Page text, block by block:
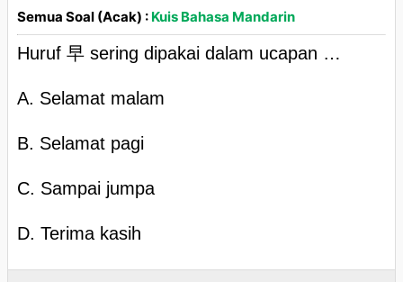
Semua Soal (Acak) : Kuis Bahasa Mandarin
Huruf 早 sering dipakai dalam ucapan …
A. Selamat malam
B. Selamat pagi
C. Sampai jumpa
D. Terima kasih